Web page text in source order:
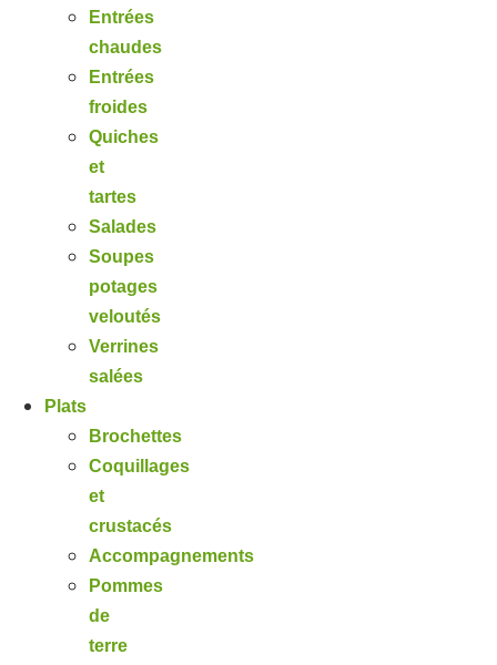
Entrées
chaudes
Entrées
froides
Quiches
et
tartes
Salades
Soupes
potages
veloutés
Verrines
salées
Plats
Brochettes
Coquillages
et
crustacés
Accompagnements
Pommes
de
terre